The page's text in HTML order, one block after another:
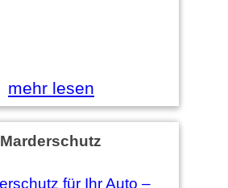
mehr lesen
Marderschutz